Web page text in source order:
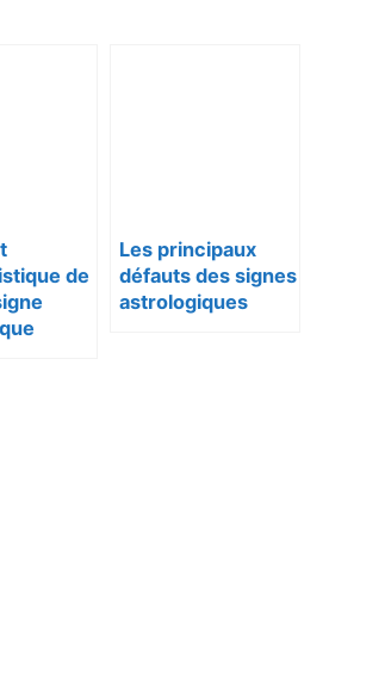
de
Les principaux
défauts des signes
astrologiques